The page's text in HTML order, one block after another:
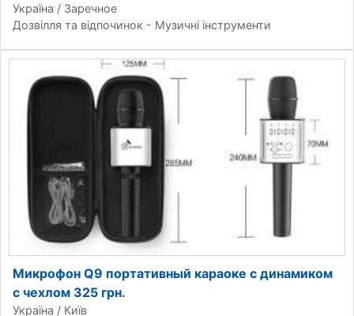
Україна / Заречное
Дозвілля та відпочинок - Музичні інструменти
Микрофон Q9 портативный караоке с динамиком
с чехлом 325 грн.
Україна / Київ